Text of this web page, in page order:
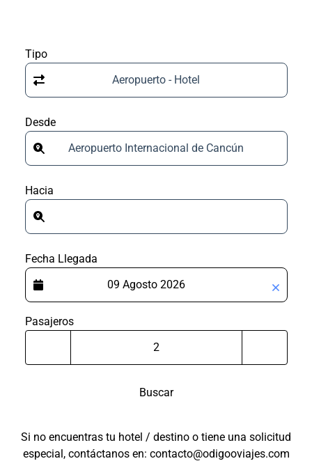
Tipo
Aeropuerto - Hotel
Desde
Aeropuerto Internacional de Cancún
Hacia
Fecha Llegada
Pasajeros
Buscar
Si no encuentras tu hotel / destino o tiene una solicitud
especial, contáctanos en: contacto@odigooviajes.com